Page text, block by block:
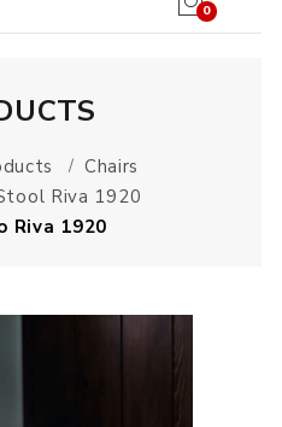
0
Chairs
Riva 1920
Riva 1920